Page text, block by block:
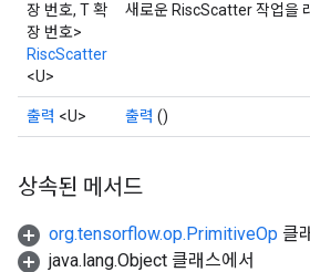
장 번호, T 확
장 번호>
RiscScatter
<U>
새로운 RiscScatter 작업을
출력 <U> 출력 ()
상속된 메서드
org.tensorflow.op.PrimitiveOp 클
java.lang.Object 클래스에서